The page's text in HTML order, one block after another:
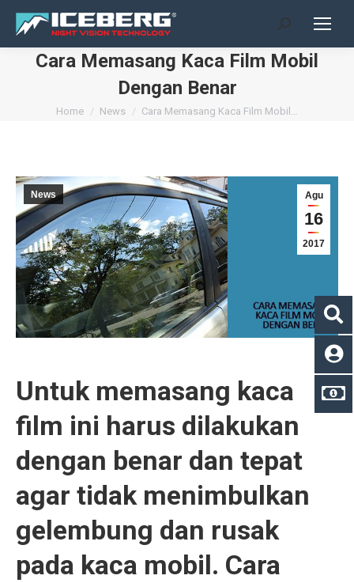
Search:
Cara Memasang Kaca Film Mobil
Dengan Benar
You are here:
Home News Cara Memasang Kaca Film Mobil…
Agu
16
2017
News
Untuk memasang kaca
film ini harus dilakukan
dengan benar dan tepat
agar tidak menimbulkan
gelembung dan rusak
pada kaca mobil. Cara